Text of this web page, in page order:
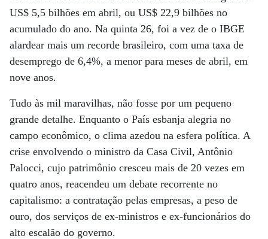
US$ 5,5 bilhões em abril, ou US$ 22,9 bilhões no
acumulado do ano. Na quinta 26, foi a vez de o IBGE
alardear mais um recorde brasileiro, com uma taxa de
desemprego de 6,4%, a menor para meses de abril, em
nove anos.
Tudo às mil maravilhas, não fosse por um pequeno
grande detalhe. Enquanto o País esbanja alegria no
campo econômico, o clima azedou na esfera política. A
crise envolvendo o ministro da Casa Civil, Antônio
Palocci, cujo patrimônio cresceu mais de 20 vezes em
quatro anos, reacendeu um debate recorrente no
capitalismo: a contratação pelas empresas, a peso de
ouro, dos serviços de ex-ministros e ex-funcionários do
alto escalão do governo.